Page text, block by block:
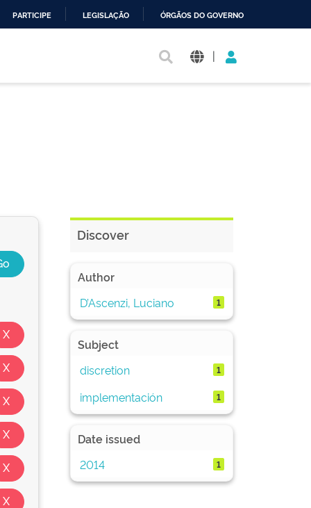
PARTICIPE LEGISLAÇÃO ÓRGÃOS DO GOVERNO
|
Discover
Author
D’Ascenzi, Luciano
1
Subject
discretion
1
implementación 1
Date issued
2014
1